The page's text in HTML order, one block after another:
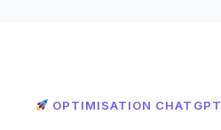
OPTIMISATION CHATGPT